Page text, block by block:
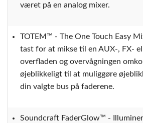
været på en analog mixer.
TOTEM™ - The One Touch Easy
tast for at mikse til en AUX-, FX-
overfladen og overvågningen
øjeblikkeligt til at muliggøre
din valgte bus på faderene.
Soundcraft FaderGlow™ -